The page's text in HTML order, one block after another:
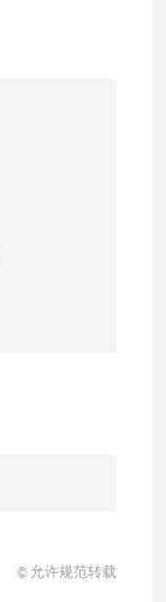
© 允许规范转载